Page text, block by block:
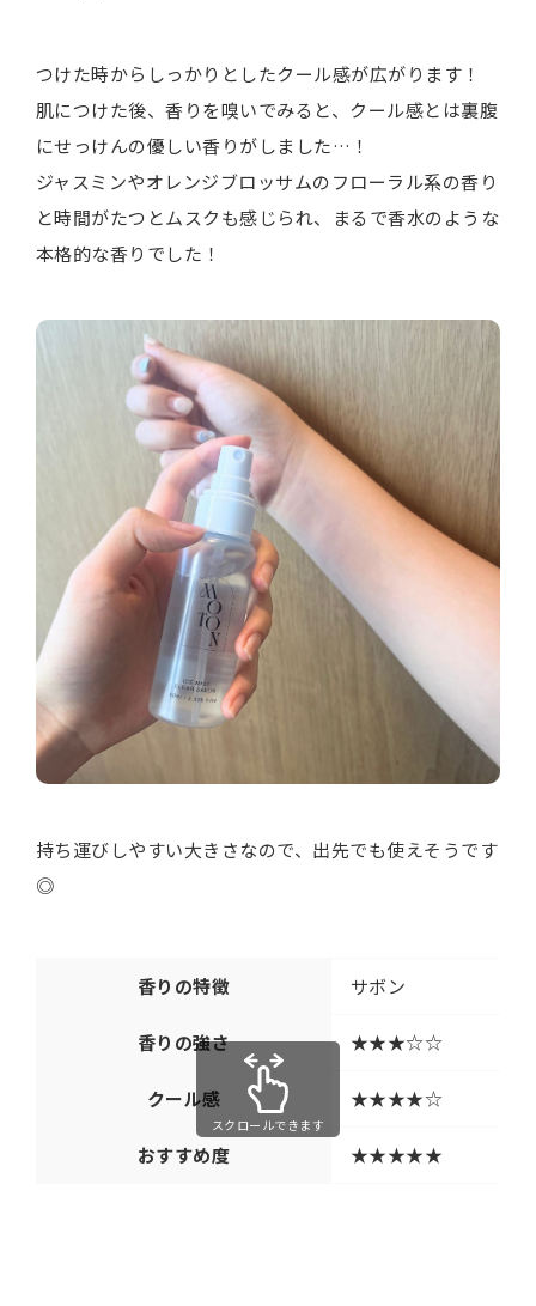
つけた時からしっかりとしたクール感が広がります！
肌につけた後、香りを嗅いでみると、クール感とは裏腹
にせっけんの優しい香りがしました…！
ジャスミンやオレンジブロッサムのフローラル系の香り
と時間がたつとムスクも感じられ、まるで香水のような
本格的な香りでした！
持ち運びしやすい大きさなので、出先でも使えそうです
◎
香りの特徴 サボン
香りの強さ ★★★☆☆
クール感 ★★★★☆
おすすめ度 ★★★★★
スクロールできます